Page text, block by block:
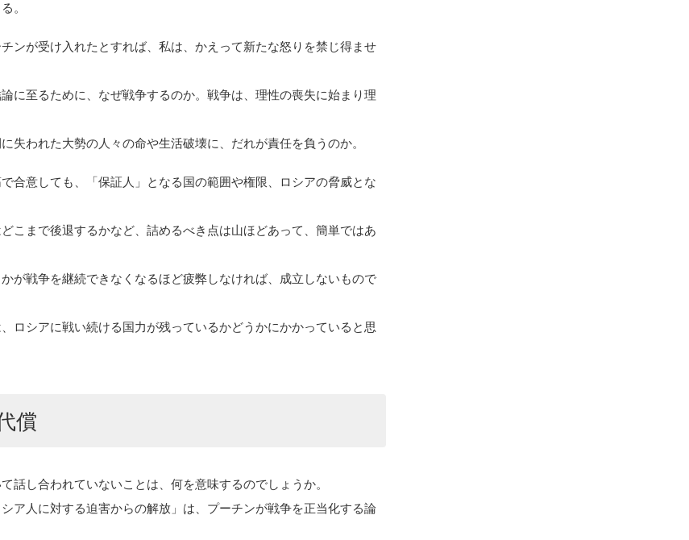
。
ンが受け入れたとすれば、私は、かえって新たな怒りを禁じ得ませ
に至るために、なぜ戦争するのか。戦争は、理性の喪失に始まり理
失われた大勢の人々の命や生活破壊に、だれが責任を負うのか。
合意しても、「保証人」となる国の範囲や権限、ロシアの脅威とな
こまで後退するかなど、詰めるべき点は山ほどあって、簡単ではあ
が戦争を継続できなくなるほど疲弊しなければ、成立しないもので
ロシアに戦い続ける国力が残っているかどうかにかかっていると思
償
話し合われていないことは、何を意味するのでしょうか。
シア人に対する迫害からの解放」は、プーチンが戦争を正当化する論